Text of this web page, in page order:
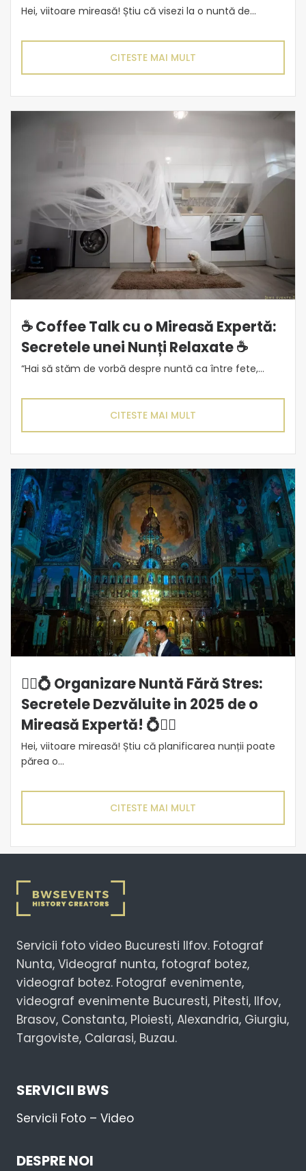
Hei, viitoare mireasă! Știu că visezi la o nuntă de...
CITESTE MAI MULT
☕ Coffee Talk cu o Mireasă Expertă:
Secretele unei Nunți Relaxate ☕
“Hai să stăm de vorbă despre nuntă ca între fete,...
CITESTE MAI MULT
👰‍♀️💍 Organizare Nuntă Fără Stres:
Secretele Dezvăluite in 2025 de o
Mireasă Expertă! 💍👰‍♀️
Hei, viitoare mireasă! Știu că planificarea nunții poate
părea o...
CITESTE MAI MULT
Servicii foto video Bucuresti Ilfov. Fotograf
Nunta, Videograf nunta, fotograf botez,
videograf botez. Fotograf evenimente,
videograf evenimente Bucuresti, Pitesti, Ilfov,
Brasov, Constanta, Ploiesti, Alexandria, Giurgiu,
Targoviste, Calarasi, Buzau.
SERVICII BWS
Servicii Foto – Video
DESPRE NOI